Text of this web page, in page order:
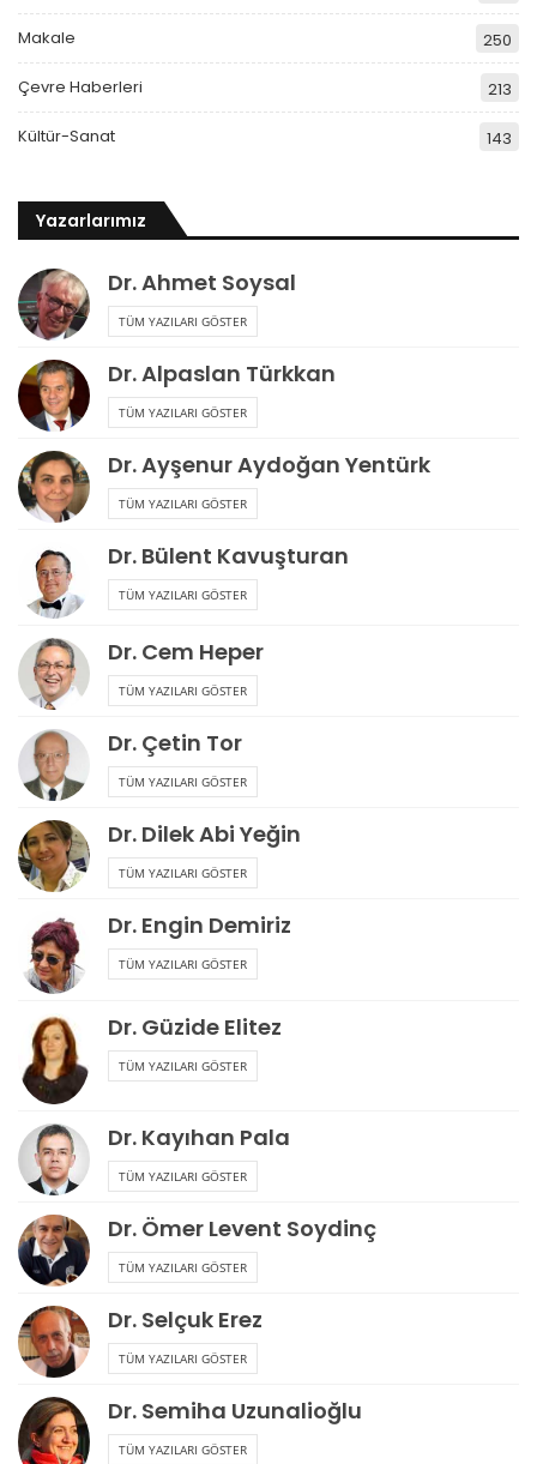
Makale 250
Çevre Haberleri 213
Kültür-Sanat 143
Yazarlarımız
Dr. Ahmet Soysal
TÜM YAZILARI GÖSTER
Dr. Alpaslan Türkkan
TÜM YAZILARI GÖSTER
Dr. Ayşenur Aydoğan Yentürk
TÜM YAZILARI GÖSTER
Dr. Bülent Kavuşturan
TÜM YAZILARI GÖSTER
Dr. Cem Heper
TÜM YAZILARI GÖSTER
Dr. Çetin Tor
TÜM YAZILARI GÖSTER
Dr. Dilek Abi Yeğin
TÜM YAZILARI GÖSTER
Dr. Engin Demiriz
TÜM YAZILARI GÖSTER
Dr. Güzide Elitez
TÜM YAZILARI GÖSTER
Dr. Kayıhan Pala
TÜM YAZILARI GÖSTER
Dr. Ömer Levent Soydinç
TÜM YAZILARI GÖSTER
Dr. Selçuk Erez
TÜM YAZILARI GÖSTER
Dr. Semiha Uzunalioğlu
TÜM YAZILARI GÖSTER